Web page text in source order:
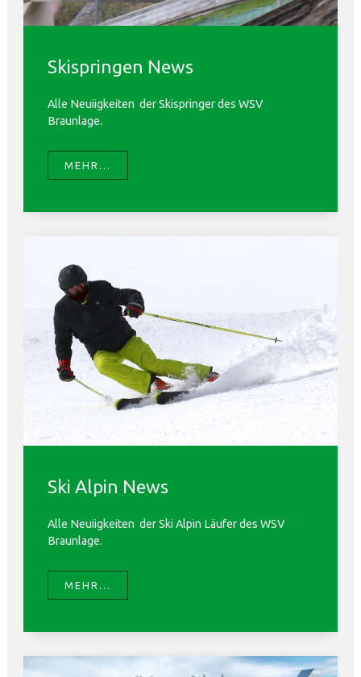
Skispringen News
Alle Neuiigkeiten der Skispringer des WSV
Braunlage.
MEHR...
Ski Alpin News
Alle Neuiigkeiten der Ski Alpin Läufer des WSV
Braunlage.
MEHR...